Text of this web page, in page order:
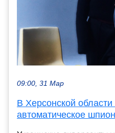
09:00, 31 Мар
В Херсонской
автоматическое